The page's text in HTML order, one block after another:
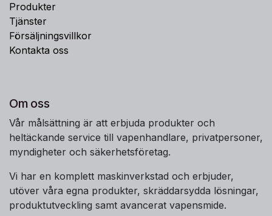
Produkter
Tjänster
Försäljningsvillkor
Kontakta oss
Om oss
Vår målsättning är att erbjuda produkter och
heltäckande service till vapenhandlare, privatpersoner,
myndigheter och säkerhetsföretag.
Vi har en komplett maskinverkstad och erbjuder,
utöver våra egna produkter, skräddarsydda lösningar,
produktutveckling samt avancerat vapensmide.